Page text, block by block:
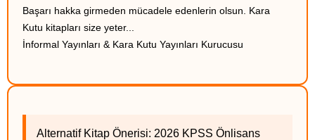
Başarı hakka girmeden mücadele edenlerin olsun. Kara
Kutu kitapları size yeter...
İnformal Yayınları & Kara Kutu Yayınları Kurucusu
Alternatif Kitap Önerisi: 2026 KPSS Önlisans